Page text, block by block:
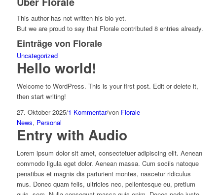
This author has not written his bio yet.
But we are proud to say that Floralecontributed 8 entries already.
Einträge von Florale
Uncategorized
Hello world!
Welcome to WordPress. This is your first post. Edit or delete it,
then start writing!
27. Oktober 2025/1 Kommentar/von Florale
News, Personal
Entry with Audio
Lorem ipsum dolor sit amet, consectetuer adipiscing elit. Aenean
commodo ligula eget dolor. Aenean massa. Cum sociis natoque
penatibus et magnis dis parturient montes, nascetur ridiculus
mus. Donec quam felis, ultricies nec, pellentesque eu, pretium